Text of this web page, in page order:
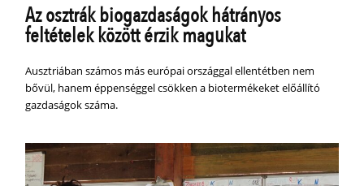
Az osztrák biogazdaságok hátrányos
feltételek között érzik magukat
Ausztriában számos más európai országgal ellentétben nem
bővül, hanem éppenséggel csökken a biotermékeket előállító
gazdaságok száma.